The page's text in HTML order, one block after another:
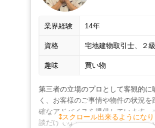
士とも連携。住み替え以外にも相続や
却も承っております。即現金化を希望
査定やご相談は無料。もちろん秘密は
店内にはキッズスペースやプライバシ
ブースも設けております。
業界経験 14年
資格 宅地建物取引士、２
趣味 買い物
第三者の立場のプロとして客観的に
く、お客様のご事情や物件の状況を
確なアドバイスを提供しています。
談だけでなく、売るかどうか決めて
スクロール出来るようにな